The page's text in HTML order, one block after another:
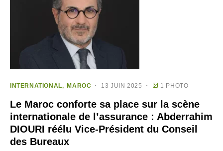
INTERNATIONAL MAROC 13 JUIN 2025 1 PHOTO
Le Maroc conforte sa place sur la scène
internationale de l’assurance : Abderrahim
DIOURI réélu Vice-Président du Conseil
des Bureaux